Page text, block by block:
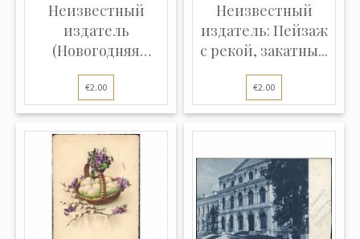
Неизвестный
издатель
(Новогодняя
карточка): З...
€2.00
Неизвестный
издатель: Пейзаж
с рекой, закатны...
€2.00